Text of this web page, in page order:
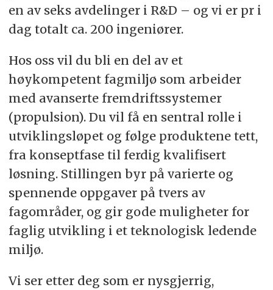
en av seks avdelinger i R&D – og vi er pr i
dag totalt ca. 200 ingeniører.
Hos oss vil du bli en del av et
høykompetent fagmiljø som arbeider
med avanserte fremdriftssystemer
(propulsion). Du vil få en sentral rolle i
utviklingsløpet og følge produktene tett,
fra konseptfase til ferdig kvalifisert
løsning. Stillingen byr på varierte og
spennende oppgaver på tvers av
fagområder, og gir gode muligheter for
faglig utvikling i et teknologisk ledende
miljø.
Vi ser etter deg som er nysgjerrig,